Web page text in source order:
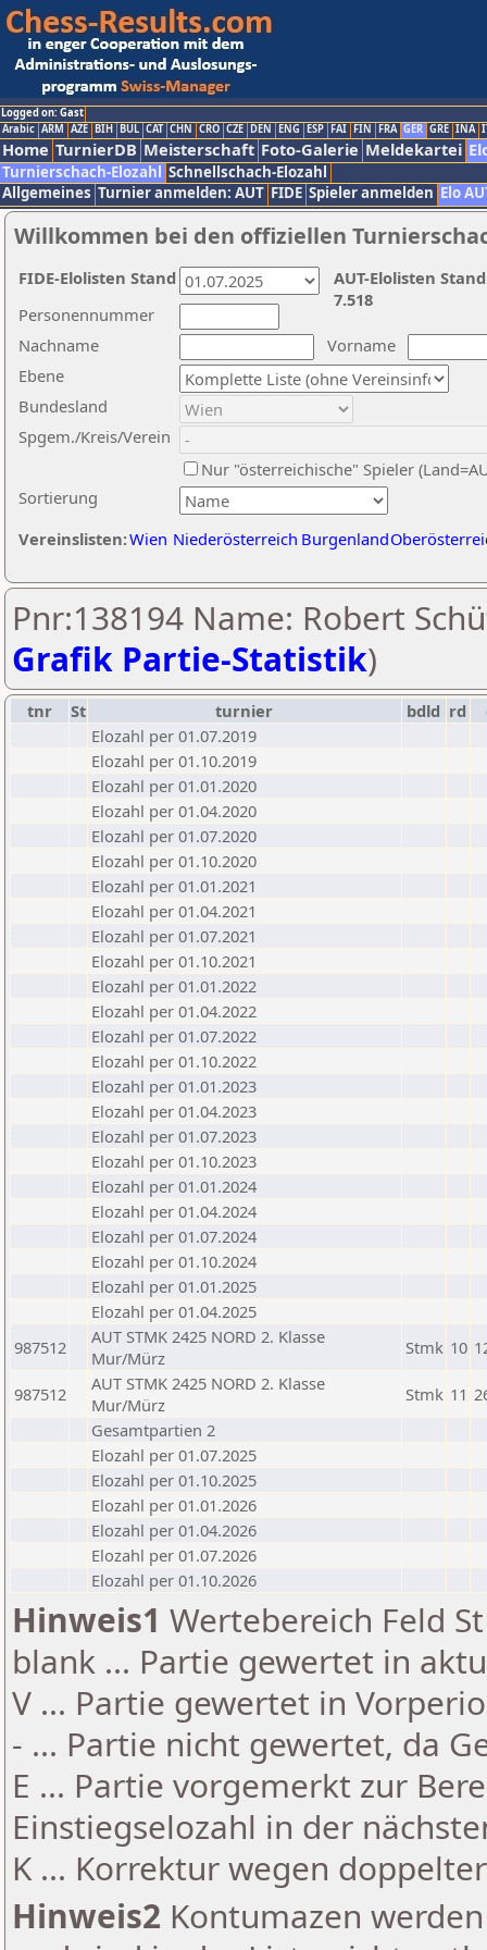
Logged on: Gast
Arabic ARM AZE BIH BUL CAT CHN CRO CZE DEN ENG ESP FAI FIN FRA GER GRE INA
Home TurnierDB Meisterschaft Foto-Galerie Meldekartei
Turnierschach-Elozahl Schnellschach-Elozahl
Allgemeines Turnier anmelden: AUT FIDE Spieler anmelden Elo
Willkommen bei den offiziellen
Nachname
Vorname
Ebene
Sortierung
Personennummer
Bundesland
Spgem./Kreis/Verein
Nur "österreichische" Spieler
Vereinslisten:Wien Niederösterreich Burgenland
AUT-Elolisten
7.518
FIDE-Elolisten Stand
Pnr:138194 Name: Robert
Grafik Partie-Statistik)
tnr St turnier bdld rd
Elozahl per 01.07.2019
Elozahl per 01.10.2019
Elozahl per 01.01.2020
Elozahl per 01.04.2020
Elozahl per 01.07.2020
Elozahl per 01.10.2020
Elozahl per 01.01.2021
Elozahl per 01.04.2021
Elozahl per 01.07.2021
Elozahl per 01.10.2021
Elozahl per 01.01.2022
Elozahl per 01.04.2022
Elozahl per 01.07.2022
Elozahl per 01.10.2022
Elozahl per 01.01.2023
Elozahl per 01.04.2023
Elozahl per 01.07.2023
Elozahl per 01.10.2023
Elozahl per 01.01.2024
Elozahl per 01.04.2024
Elozahl per 01.07.2024
Elozahl per 01.10.2024
Elozahl per 01.01.2025
Elozahl per 01.04.2025
987512
AUT STMK 2425 NORD 2. Klasse
Mur/Mürz
Stmk 10
987512
AUT STMK 2425 NORD 2. Klasse
Mur/Mürz
Stmk 11
Gesamtpartien 2
Elozahl per 01.07.2025
Elozahl per 01.10.2025
Elozahl per 01.01.2026
Elozahl per 01.04.2026
Elozahl per 01.07.2026
Elozahl per 01.10.2026
Hinweis1 Wertebereich Feld
blank ... Partie gewertet in
V ... Partie gewertet in
- ... Partie nicht gewertet, da
E ... Partie vorgemerkt zur
Einstiegselozahl in der
K ... Korrektur wegen
Hinweis2 Kontumazen